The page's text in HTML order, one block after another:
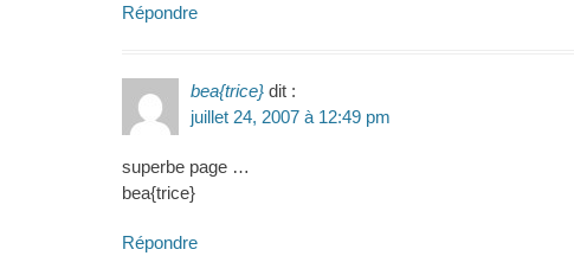
Répondre
bea{trice} dit :
juillet 24, 2007 à 12:49 pm
superbe page …
bea{trice}
Répondre